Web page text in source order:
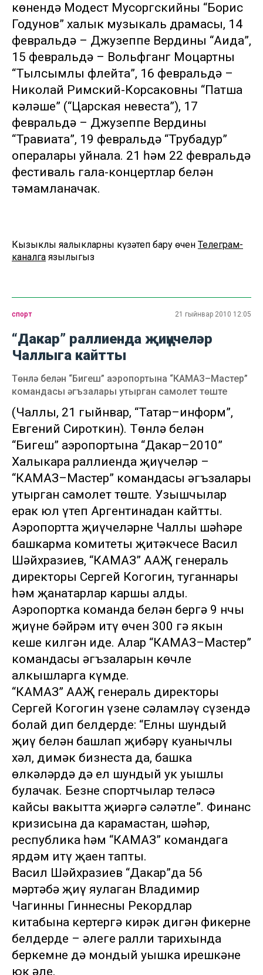
көнендә Модест Мусоргскийның “Борис
Годунов” халык музыкаль драмасы, 14
февральдә – Джузеппе Вердиның “Аида”,
15 февральдә – Вольфганг Моцартның
“Тылсымлы флейта”, 16 февральдә –
Николай Римский-Корсаковның “Патша
кәләше” (“Царская невеста”), 17
февральдә – Джузеппе Вердиның
“Травиата”, 19 февральдә “Трубадур”
опералары уйнала. 21 һәм 22 февральдә
фестиваль гала-концертлар белән
тәмамланачак.
Кызыклы яңалыкларны күзәтеп бару өчен Телеграм-
каналга язылыгыз
спорт 21 гыйнвар 2010 12:05
“Дакар” раллиенда җиңүчеләр
Чаллыга кайтты
Төнлә белән “Бигеш” аэропортына “КАМАЗ–Мастер”
командасы әгъзалары утырган самолет төште
(Чаллы, 21 гыйнвар, “Татар–информ”,
Евгений Сироткин). Төнлә белән
“Бигеш” аэропортына “Дакар–2010”
Халыкара раллиенда җиңүчеләр –
“КАМАЗ–Мастер” командасы әгъзалары
утырган самолет төште. Узышчылар
ерак юл үтеп Аргентинадан кайтты.
Аэропортта җиңүчеләрне Чаллы шәһәре
башкарма комитеты җитәкчесе Васил
Шәйхразиев, “КАМАЗ” ААҖ генераль
директоры Сергей Когогин, туганнары
һәм җанатарлар каршы алды.
Аэропортка команда белән бергә 9 нчы
җиңүне бәйрәм итү өчен 300 гә якын
кеше килгән иде. Алар “КАМАЗ–Мастер”
командасы әгъзаларын көчле
алкышларга күмде.
“КАМАЗ” ААҖ генераль директоры
Сергей Когогин үзенең сәламләү сүзендә
болай дип белдерде: “Елны шундый
җиңү белән башлап җибәрү куанычлы
хәл, димәк бизнеста да, башка
өлкәләрдә дә ел шундый ук уңышлы
булачак. Безнең спортчылар теләсә
кайсы вакытта җиңәргә сәләтле”. Финанс
кризисына да карамастан, шәһәр,
республика һәм “КАМАЗ” командага
ярдәм итү җаен тапты.
Васил Шәйхразиев “Дакар”да 56
мәртәбә җиңү яулаган Владимир
Чагинны Гиннесның Рекордлар
китабына кертергә кирәк дигән фикерне
белдерде – әлеге ралли тарихында
беркемнең дә мондый уңышка ирешкәне
юк әле.